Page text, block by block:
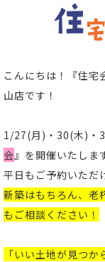
こんにちは！
『住
山店です！
1/27(月)・30(木)・
会 』 を開催いたしま
平日もご予約いただ
新築はもちろん、老
もご相談ください！
「いい土地が見つ